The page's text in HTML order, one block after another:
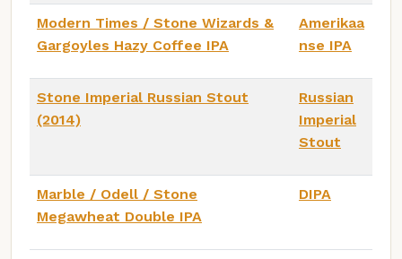
Modern Times / Stone Wizards &
Gargoyles Hazy Coffee IPA
Amerikaa
nse IPA
Stone Imperial Russian Stout
(2014)
Russian
Imperial
Stout
Marble / Odell / Stone
Megawheat Double IPA
DIPA